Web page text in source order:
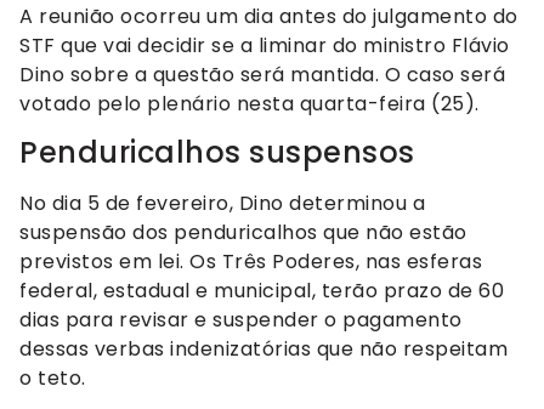
A reunião ocorreu um dia antes do julgamento do
STF que vai decidir se a liminar do ministro Flávio
Dino sobre a questão será mantida. O caso será
votado pelo plenário nesta quarta-feira (25).
Penduricalhos suspensos
No dia 5 de fevereiro, Dino determinou a
suspensão dos penduricalhos que não estão
previstos em lei. Os Três Poderes, nas esferas
federal, estadual e municipal, terão prazo de 60
dias para revisar e suspender o pagamento
dessas verbas indenizatórias que não respeitam
o teto.